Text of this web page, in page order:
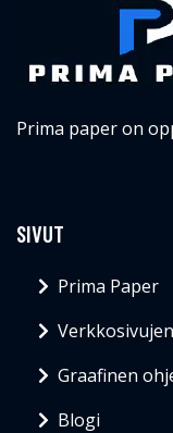
Prima paper on
SIVUT
Prima Paper
Graafinen
Blogi